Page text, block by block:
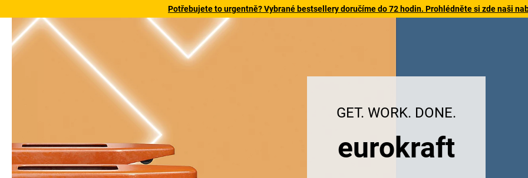
Potřebujete to urgentně? Vybrané bestsellery doručíme do 72 hodin. Prohlédněte si zde naši
GET. WORK. DONE.
eurokraft